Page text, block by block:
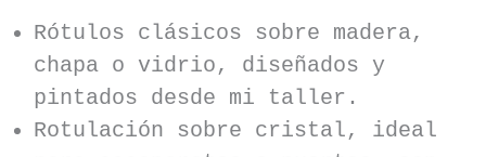
Rótulos clásicos sobre madera,
chapa o vidrio, diseñados y
pintados desde mi taller.
Rotulación sobre cristal, ideal